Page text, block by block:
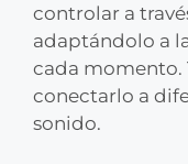
controlar a
adaptándolo a
cada momento.
conectarlo a
sonido.